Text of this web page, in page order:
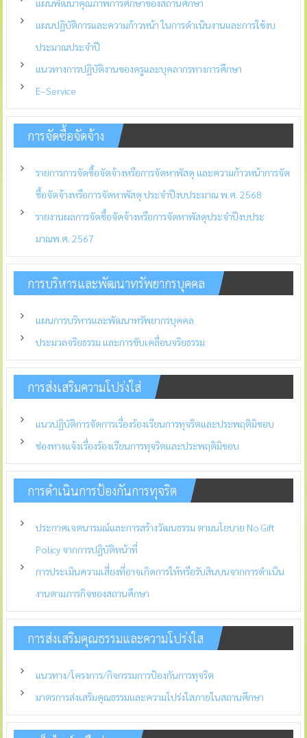
แผนพัฒนาคุณภาพการศึกษาของสถานศึกษา
แผนปฏิบัติการและความก้าวหน้า ในการดำเนินงานและการใช้งบ
ประมาณประจำปี
แนวทางการปฏิบัติงานของครูและบุคลากรทางการศึกษา
E–Service
การจัดซื้อจัดจ้าง
รายการการจัดซื้อจัดจ้างหรือการจัดหาพัสดุ และความก้าวหน้าการจัด
ซื้อจัดจ้างหรือการจัดหาพัสดุ ประจำปีงบประมาณ พ.ศ. 2568
รายงานผลการจัดซื้อจัดจ้างหรือการจัดหาพัสดุประจำปีงบประ
มาณพ.ศ. 2567
การบริหารและพัฒนาทรัพยากรบุคคล
แผนการบริหารและพัฒนาทรัพยากรบุคคล
ประมวลจริยธรรม และการขับเคลื่อนจริยธรรม
การส่งเสริมความโปร่งใส่
แนวปฏิบัติการจัดการเรื่องร้องเรียนการทุจริตและประพฤติมิชอบ
ช่องทางแจ้งเรื่องร้องเรียนการทุจริตและประพฤติมิชอบ
การดำเนินการป้องกันการทุจริต
ประกาศเจตนารมณ์และการสร้างวัฒนธรรม ตามนโยบาย No Gift
Policy จากการปฏิบัติหน้าที่
การประเมินความเสี่ยงที่อาจเกิดการให้หรือรับสินบนจากการดำเนิน
งานตามภารกิจของสถานศึกษา
การส่งเสริมคุณธรรมและความโปร่งใส
แนวทาง/โครงการ/กิจกรรมการป้องกันการทุจริต
มาตรการส่งเสริมคุณธรรมและความโปร่งใสภายในสถานศึกษา